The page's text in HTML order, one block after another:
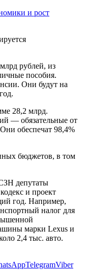
и рост
рублей, из
пособия.
Они будут на
28,2 млрд.
— обязательные от
обеспечат 98,4%
бюджетов, в том
депутаты
и проект
год. Например,
налог для
марки Lexus и
2,4 тыс. авто.
TelegramViber